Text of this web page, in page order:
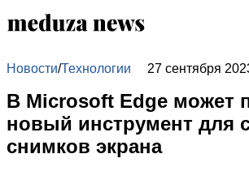
Новости/Технологии 27 сентября
В Microsoft Edge может
новый инструмент для
снимков экрана